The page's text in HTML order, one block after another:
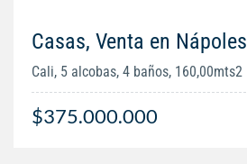
Casas, Venta en Nápoles
Cali, 5 alcobas, 4 baños, 160,00mts2
$375.000.000